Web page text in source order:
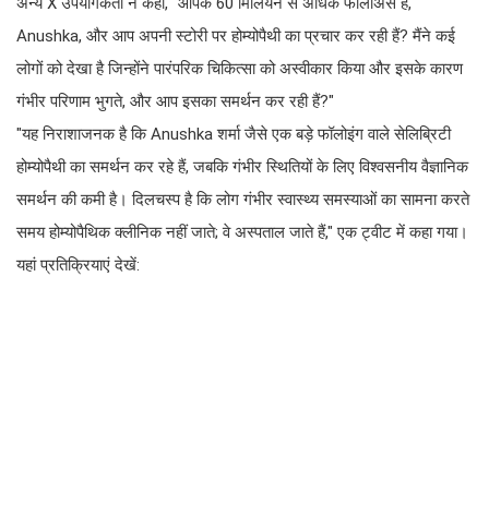
Anushka, और आप अपनी स्टोरी पर होम्योपैथी का प्रचार कर रही हैं? मैंने कई
लोगों को देखा है जिन्होंने पारंपरिक चिकित्सा को अस्वीकार किया और इसके कारण
गंभीर परिणाम भुगते, और आप इसका समर्थन कर रही हैं?"
"यह निराशाजनक है कि Anushka शर्मा जैसे एक बड़े फॉलोइंग वाले सेलिब्रिटी
होम्योपैथी का समर्थन कर रहे हैं, जबकि गंभीर स्थितियों के लिए विश्वसनीय वैज्ञानिक
समर्थन की कमी है। दिलचस्प है कि लोग गंभीर स्वास्थ्य समस्याओं का सामना करते
समय होम्योपैथिक क्लीनिक नहीं जाते; वे अस्पताल जाते हैं," एक ट्वीट में कहा गया।
यहां प्रतिक्रियाएं देखें: